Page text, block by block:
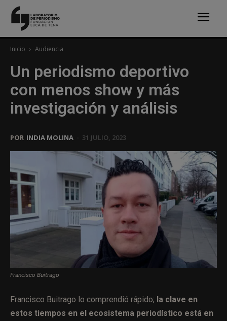
Inicio Audiencia
Un periodismo deportivo
con menos show y más
investigación y análisis
POR INDIA MOLINA 31 JULIO, 2023
Francisco Buitrago
Francisco Buitrago lo comprendió rápido; la clave en
estos tiempos en el ecosistema periodístico está en